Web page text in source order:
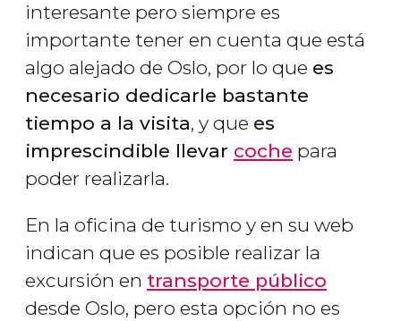
interesante pero siempre es
importante tener en cuenta que está
algo alejado de Oslo, por lo que es
necesario dedicarle bastante
tiempo a la visita, y que es
imprescindible llevar coche para
poder realizarla.
En la oficina de turismo y en su web
indican que es posible realizar la
excursión en transporte público
desde Oslo, pero esta opción no es